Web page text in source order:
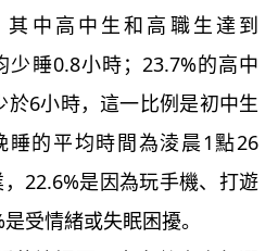
中高中生和高職生達到
少睡0.8小時；23.7%的高中
於6小時，這一比例是初中生
睡的平均時間為淩晨1點26
22.6%是因為玩手機、打遊
受情緒或失眠困擾。